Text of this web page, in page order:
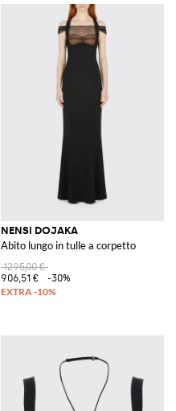
NENSI DOJAKA
Abito lungo in tulle a corpetto
1295,00 €
906,51 €
-30%